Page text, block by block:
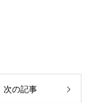
次の記事